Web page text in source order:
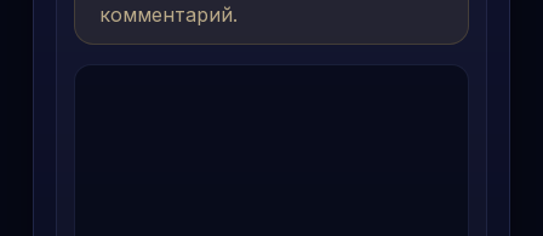
комментарий.